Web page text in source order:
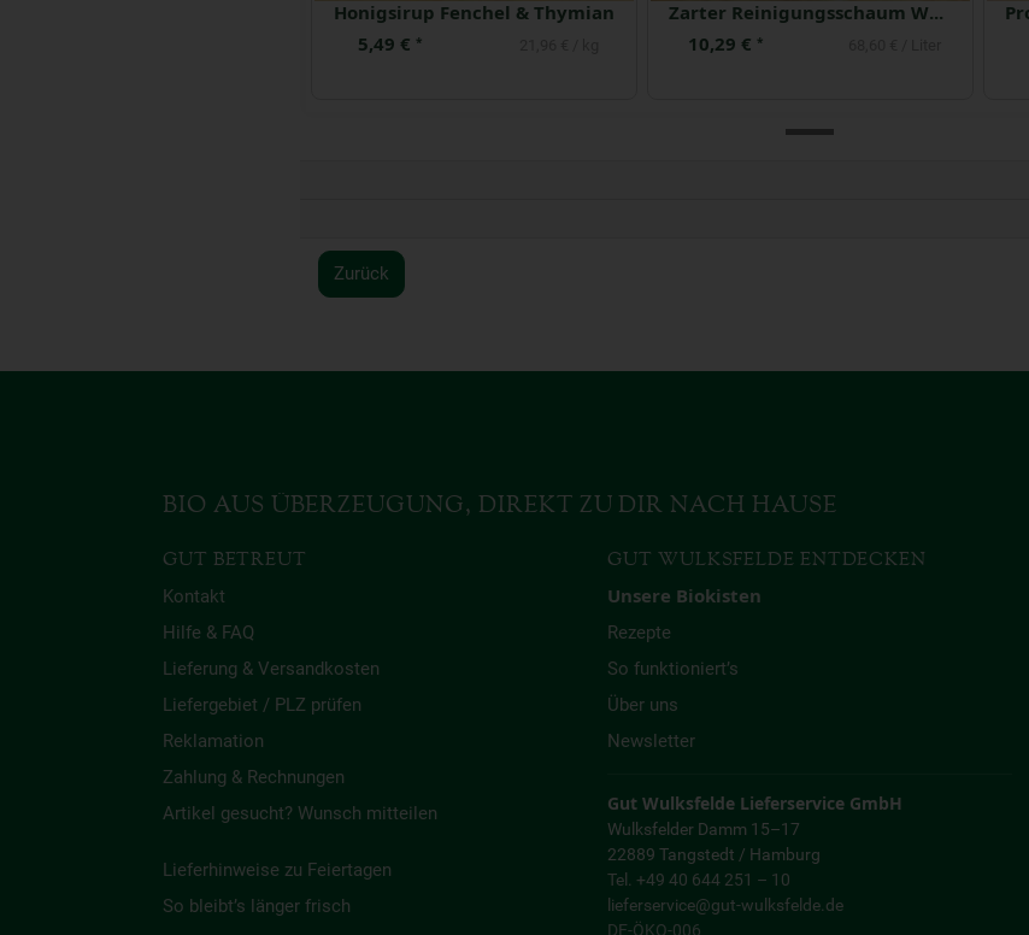
Honigsirup Fenchel & Thymian
5,49 € *
Zarter Reinigungsschaum Weleda
10,29 € *
Zurück
BIO AUS ÜBERZEUGUNG, DIREKT ZU DIR NACH HAUSE
GUT BETREUT
Kontakt
Hilfe & FAQ
Lieferung & Versandkosten
Liefergebiet / PLZ prüfen
Reklamation
Zahlung & Rechnungen
Artikel gesucht? Wunsch mitteilen
Lieferhinweise zu Feiertagen
So bleibt’s länger frisch
GUT WULKSFELDE ENTDECKEN
Unsere Biokisten
Rezepte
So funktioniert’s
Über uns
Newsletter
Gut Wulksfelde Lieferservice GmbH
Wulksfelder Damm 15–17
22889 Tangstedt / Hamburg
Tel. +49 40 644 251 – 10
lieferservice@gut-wulksfelde.de
DE-ÖKO-006